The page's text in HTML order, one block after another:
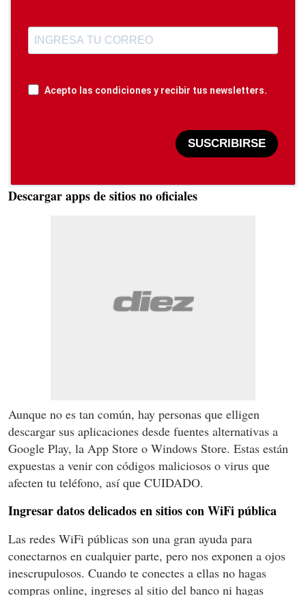
Acepto las condiciones y recibir tus newsletters.
SUSCRIBIRSE
Descargar apps de sitios no oficiales
Aunque no es tan común, hay personas que elligen
descargar sus aplicaciones desde fuentes alternativas a
Google Play, la App Store o Windows Store. Estas están
expuestas a venir con códigos maliciosos o virus que
afecten tu teléfono, así que CUIDADO.
Ingresar datos delicados en sitios con WiFi pública
Las redes WiFi públicas son una gran ayuda para
conectarnos en cualquier parte, pero nos exponen a ojos
inescrupulosos. Cuando te conectes a ellas no hagas
compras online, ingreses al sitio del banco ni hagas